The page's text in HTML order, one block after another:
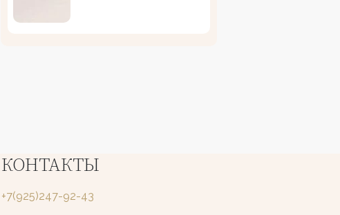
КОНТАКТЫ
+7(925)247-92-43